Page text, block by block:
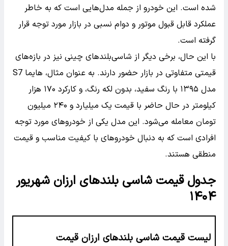
شده است. این خودرو از جمله مدل‌هایی است که به خاطر
عملکرد قابل قبول موتور و دوام نسبی در بازار مورد توجه قرار
گرفته است.
با این حال، برخی دیگر از شاسی‌بلندهای چینی نیز در بازه‌های
قیمتی متفاوتی در بازار حضور دارند. به عنوان مثال، هایما S7
مدل ۱۳۹۵ با رنگ سفید، بدون لکه رنگ، و کارکرد ۱۷۰ هزار
کیلومتر در حال حاضر با قیمت یک میلیارد و ۲۴۰ میلیون
تومان معامله می‌شود. این مدل یکی از خودروهای مورد توجه
افرادی است که به دنبال خودروهای با کیفیت مناسب و قیمت
منطقی هستند.
جدول قیمت شاسی بلندهای ارزان شهریور
۱۴۰۴
لیست قیمت شاسی بلندهای ارزان قیمت